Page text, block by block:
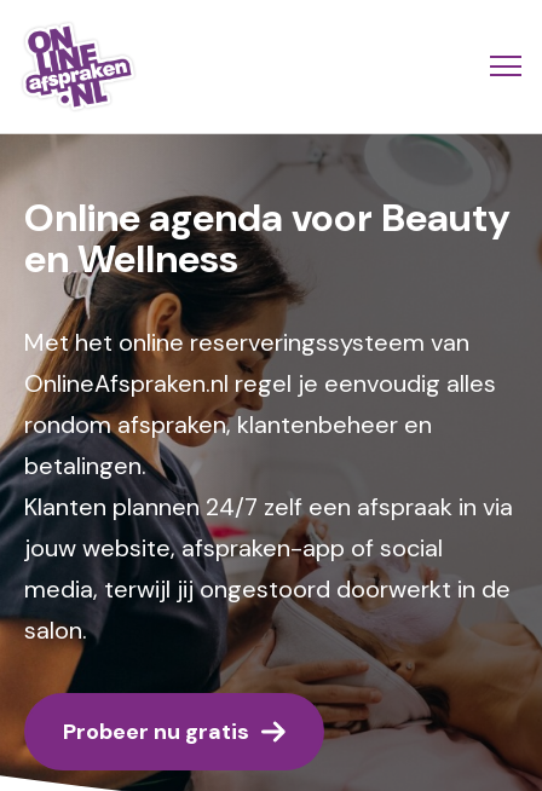
Naar
hoofdinhoud
Onlineafspraken.nl
links
scroll
Image
Online agenda voor Beauty
en Wellness
Met het online reserveringssysteem van
OnlineAfspraken.nl regel je eenvoudig alles
rondom afspraken, klantenbeheer en
betalingen.
Klanten plannen 24/7 zelf een afspraak in via
jouw website, afspraken-app of social
media, terwijl jij ongestoord doorwerkt in de
salon.
Probeer nu gratis